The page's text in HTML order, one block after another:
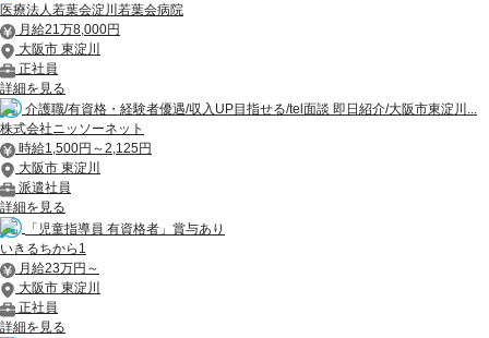
医療法人若葉会淀川若葉会病院
月給21万8,000円
大阪市 東淀川
正社員
詳細を見る
介護職/有資格・経験者優遇/収入UP目指せる/tel面談 即日紹介/大阪市東淀川...
株式会社ニッソーネット
時給1,500円～2,125円
大阪市 東淀川
派遣社員
詳細を見る
「児童指導員 有資格者」賞与あり
いきるちから1
月給23万円～
大阪市 東淀川
正社員
詳細を見る